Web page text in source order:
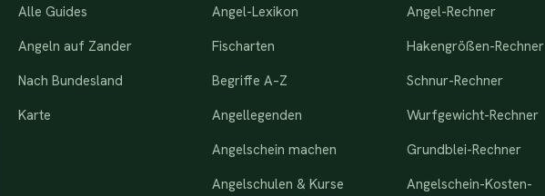
Alle Guides
Angeln auf Zander
Nach Bundesland
Karte
Angel-Lexikon
Fischarten
Begriffe A–Z
Angellegenden
Angelschein machen
Angelschulen & Kurse
Angel-Rechner
Hakengrößen-Rechner
Schnur-Rechner
Wurfgewicht-Rechner
Grundblei-Rechner
Angelschein-Kosten-